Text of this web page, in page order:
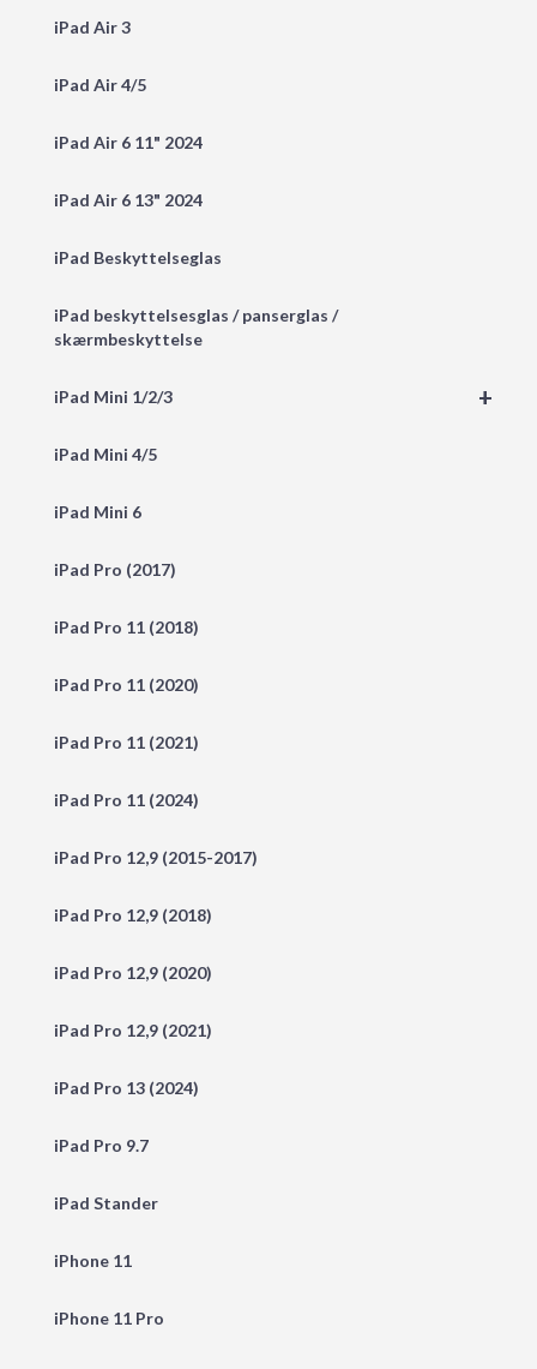
iPad Air 3
iPad Air 4/5
iPad Air 6 11" 2024
iPad Air 6 13" 2024
iPad Beskyttelseglas
iPad beskyttelsesglas / panserglas /
skærmbeskyttelse
+
iPad Mini 1/2/3
iPad Mini 4/5
iPad Mini 6
iPad Pro (2017)
iPad Pro 11 (2018)
iPad Pro 11 (2020)
iPad Pro 11 (2021)
iPad Pro 11 (2024)
iPad Pro 12,9 (2015-2017)
iPad Pro 12,9 (2018)
iPad Pro 12,9 (2020)
iPad Pro 12,9 (2021)
iPad Pro 13 (2024)
iPad Pro 9.7
iPad Stander
iPhone 11
iPhone 11 Pro